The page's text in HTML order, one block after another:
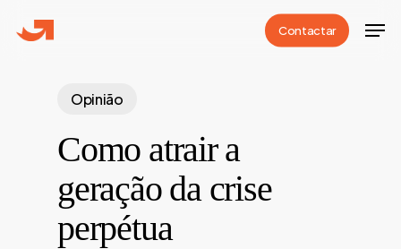
Contactar
Opinião
Como atrair a
geração da crise
perpétua